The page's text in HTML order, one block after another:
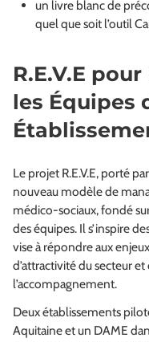
un livre blanc de
quel que soit l’outil
R.E.V.E
les Équipes
Le projet R.E.V.E, porté
nouveau modèle de
médico-sociaux, fondé
des équipes. Il s’inspire
vise à répondre aux
d’attractivité du secteur
l’accompagnement.
Deux établissements
Aquitaine et un DAME